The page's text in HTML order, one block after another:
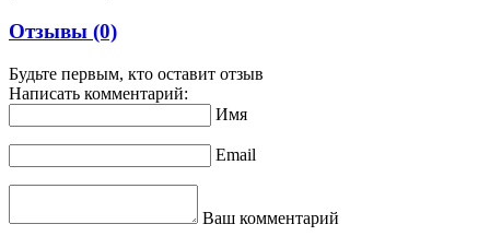
Отзывы (0)
Будьте первым, кто оставит отзыв
Написать комментарий:
Имя
Email
Ваш комментарий